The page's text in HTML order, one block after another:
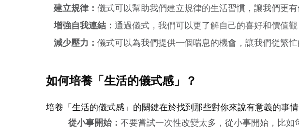
建立規律： 儀式可以幫助我們建立規律的生活習慣，讓我們更有
增強自我連結： 通過儀式，我們可以更了解自己的喜好和價值觀
減少壓力： 儀式可以為我們提供一個喘息的機會，讓我們從繁忙
如何培養「生活的儀式感」？
培養「生活的儀式感」的關鍵在於找到那些對你來說有意義的事
從小事開始： 不要嘗試一次性改變太多，從小事開始，比如